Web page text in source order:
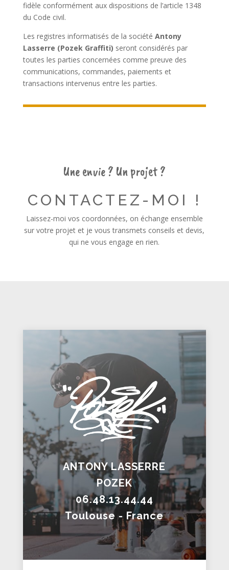
fidèle conformément aux dispositions de l’article 1348
du Code civil.
Les registres informatisés de la société Antony
Lasserre (Pozek Graffiti) seront considérés par
toutes les parties concernées comme preuve des
communications, commandes, paiements et
transactions intervenus entre les parties.
Une envie ? Un projet ?
CONTACTEZ-MOI !
Laissez-moi vos coordonnées, on échange ensemble
sur votre projet et je vous transmets conseils et devis,
qui ne vous engage en rien.
ANTONY LASSERRE
POZEK
06.48.13.44.44
Toulouse - France